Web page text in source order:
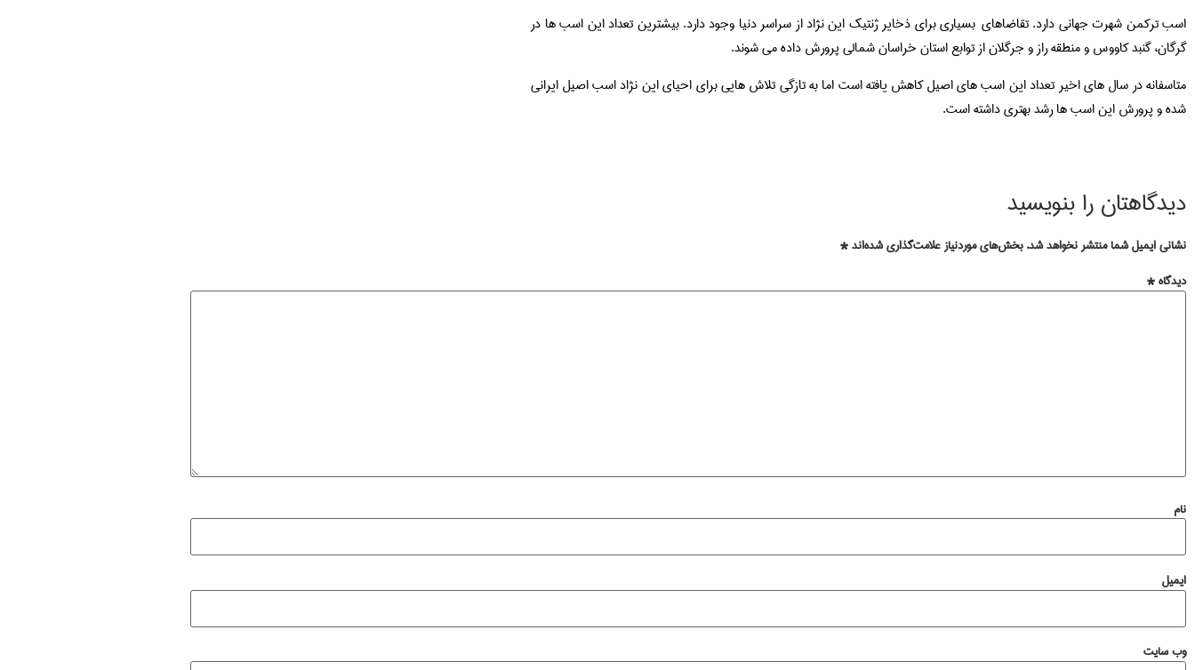
اسب ترکمن شهرت جهانی دارد. تقاضاهای بسیاری برای ذخایر ژنتیک این نژاد از سراسر دنیا وجود دارد. بیشترین تعداد این اسب ها در
گرگان، گنبد کاووس و منطقه راز و جرگلان از توابع استان خراسان شمالی پرورش داده می شوند.
متاسفانه در سال های اخیر تعداد این اسب های اصیل کاهش یافته است اما به تازگی تلاش هایی برای احیای این نژاد اسب اصیل ایرانی
شده و پرورش این اسب ها رشد بهتری داشته است.
دیدگاهتان را بنویسید
نشانی ایمیل شما منتشر نخواهد شد. بخش‌های موردنیاز علامت‌گذاری شده‌اند*
دیدگاه*
نام
ایمیل
وب‌ سایت